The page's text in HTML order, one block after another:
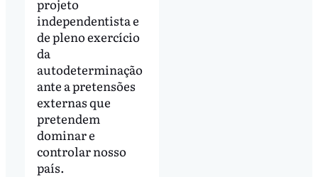
projeto
independentista e
de pleno exercício
da
autodeterminação
ante a pretensões
externas que
pretendem
dominar e
controlar nosso
país.